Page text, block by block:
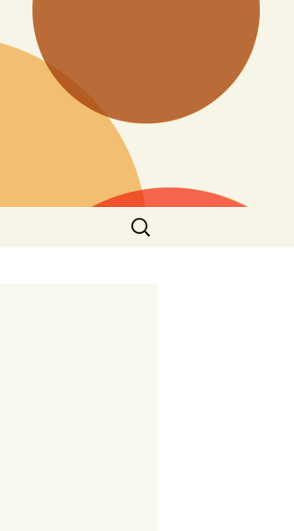
搜
尋